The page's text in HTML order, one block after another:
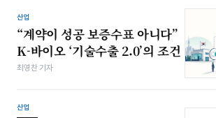
산업
“계약이 성공 보증수표 아니다”
K-바이오 ‘기술수출 2.0’의 조건
최영찬 기자
산업